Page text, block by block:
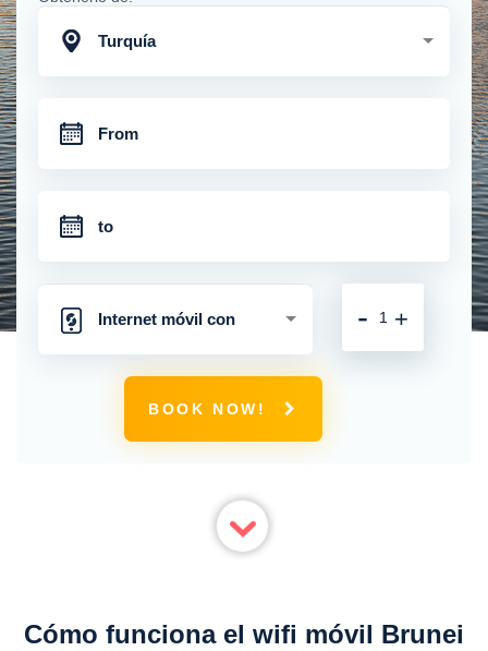
Turquía
Internet móvil con
conexión 4G ilimitada
+
-
BOOK NOW!
Cómo funciona el wifi móvil Brunei